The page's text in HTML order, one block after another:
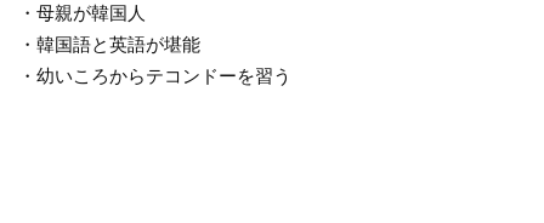
・母親が韓国人
・韓国語と英語が堪能
・幼いころからテコンドーを習う